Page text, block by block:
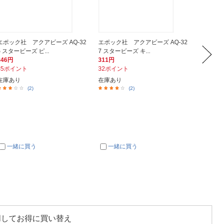
ポック社 アクアビーズ AQ-32
スタービーズ ピ...
円
ポイント
庫あり
(2)
一緒に買う
エポック社 アクアビーズ AQ-32
7 スタービーズ キ...
311円
32ポイント
在庫あり
(2)
一緒に買う
ズ ス
849円
てお得に買い替え